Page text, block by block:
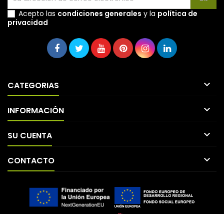
Acepto las condiciones generales y la política de
privacidad
CATEGORIAS 
INFORMACIÓN 
SU CUENTA 
CONTACTO 